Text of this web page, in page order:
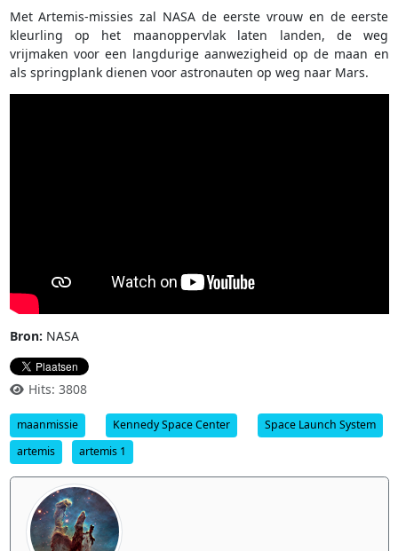
Met Artemis-missies zal NASA de eerste vrouw en de eerste
kleurling op het maanoppervlak laten landen, de weg
vrijmaken voor een langdurige aanwezigheid op de maan en
als springplank dienen voor astronauten op weg naar Mars.
Bron: NASA
Hits: 3808
maanmissie Kennedy Space Center
Space Launch System
artemis
artemis 1